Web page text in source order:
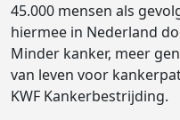
45.000 mensen als
hiermee in Nederland
Minder kanker, meer
van leven voor
KWF Kankerbestrijding.